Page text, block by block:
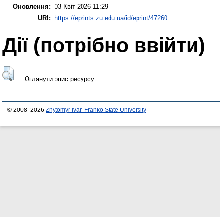
Оновлення: 03 Квіт 2026 11:29
URI:
https://eprints.zu.edu.ua/id/eprint/47260
Дії ​​(потрібно ввійти)
Оглянути опис ресурсу
© 2008–2026 Zhytomyr Ivan Franko State University